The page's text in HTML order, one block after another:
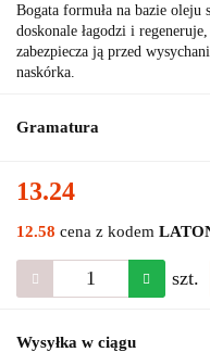
Bogata formuła na bazie oleju
doskonale łagodzi i
zabezpiecza ją przed
naskórka.
Gramatura
13.24
12.58 cena z kodem
szt.
Wysyłka w ciągu